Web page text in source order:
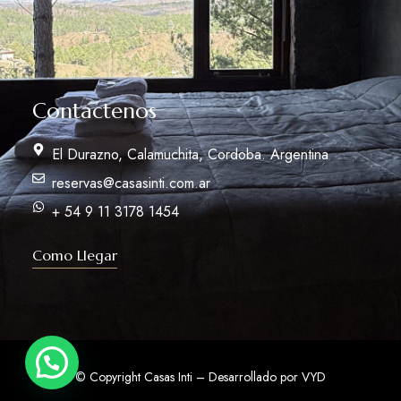
Contactenos
El Durazno, Calamuchita, Cordoba. Argentina
reservas@casasinti.com.ar
+ 54 9 11 3178 1454
Como Llegar
© Copyright Casas Inti – Desarrollado por VYD